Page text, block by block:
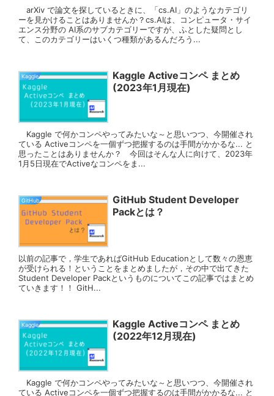
arXiv で論文を探しているときに、「cs.AI」のようなカテゴリ
ーを見かけることはありませんか？cs.AIは、コンピュータ・サイ
エンス分野の AI系のサブカテゴリーですが、ふとした疑問とし
て、このカテゴリーはいくつ種類があるんだろう...
Kaggle
Kaggle Activeコンペ まとめ
(2023年1月現在)
Kaggle で何かコンペやってみたいな～と思いつつ、今開催され
ている Activeコンペを一個ずつ把握するのは手間がかかるな... と
思ったことはありませんか？ 今回はそんな人に向けて、2023年
1月5日現在でActiveなコンペをま...
GitHub
GitHub Student Developer
Packとは？
以前の記事で，学生であればGitHub Educationとして数々の恩恵
が受けられる！ということをまとめましたが，その中で出てきた
Student Developer Packというものについてこの記事ではまとめ
ていきます！！ GitH...
Kaggle
Kaggle Activeコンペ まとめ
(2022年12月現在)
Kaggle で何かコンペやってみたいな～と思いつつ、今開催され
ている Activeコンペを一個ずつ把握するのは手間がかかるな... と